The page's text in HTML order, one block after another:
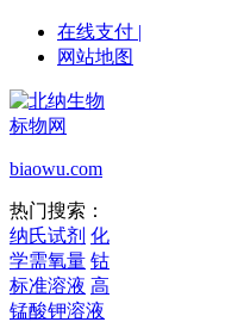
在线支付 |
网站地图
标物网
biaowu.com
热门搜索：
纳氏试剂 化
学需氧量 钴
标准溶液 高
锰酸钾溶液